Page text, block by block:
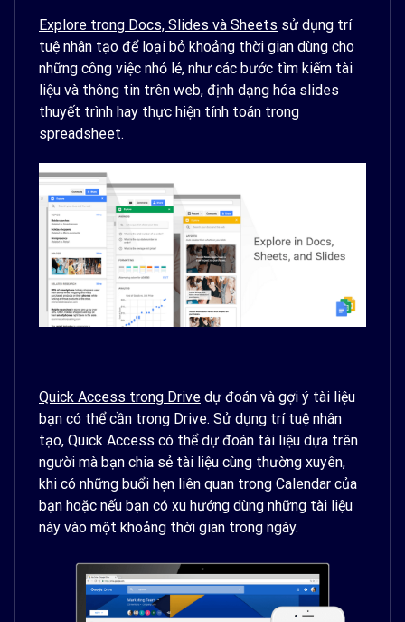
Explore trong Docs, Slides và Sheets sử dụng trí
tuệ nhân tạo để loại bỏ khoảng thời gian dùng cho
những công việc nhỏ lẻ, như các bước tìm kiếm tài
liệu và thông tin trên web, định dạng hóa slides
thuyết trình hay thực hiện tính toán trong
spreadsheet.
Quick Access trong Drive dự đoán và gợi ý tài liệu
bạn có thể cần trong Drive. Sử dụng trí tuệ nhân
tạo, Quick Access có thể dự đoán tài liệu dựa trên
người mà bạn chia sẻ tài liệu cùng thường xuyên,
khi có những buổi hẹn liên quan trong Calendar của
bạn hoặc nếu bạn có xu hướng dùng những tài liệu
này vào một khoảng thời gian trong ngày.